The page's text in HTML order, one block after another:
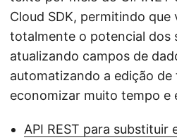
Cloud SDK, permitindo que
totalmente o potencial dos
atualizando campos de
automatizando a edição
economizar muito tempo e
API REST para substituir